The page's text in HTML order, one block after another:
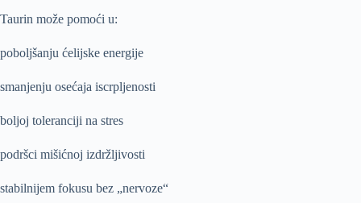
Taurin može pomoći u:
poboljšanju ćelijske energije
smanjenju osećaja iscrpljenosti
boljoj toleranciji na stres
podršci mišićnoj izdržljivosti
stabilnijem fokusu bez „nervoze“